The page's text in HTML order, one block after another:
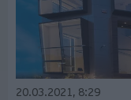
20.03.2021, 8:29